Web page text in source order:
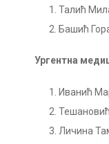
Талић
Башић
Ургентна
Иванић
Личина